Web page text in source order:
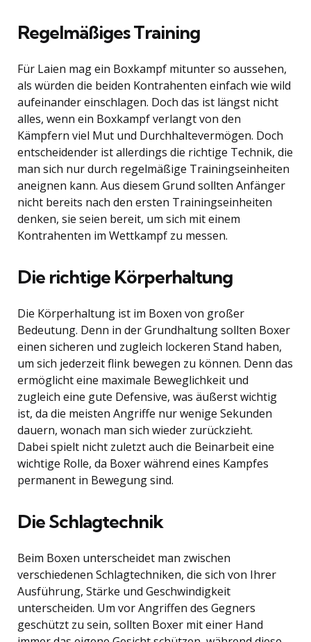
Regelmäßiges Training
Für Laien mag ein Boxkampf mitunter so aussehen,
als würden die beiden Kontrahenten einfach wie wild
aufeinander einschlagen. Doch das ist längst nicht
alles, wenn ein Boxkampf verlangt von den
Kämpfern viel Mut und Durchhaltevermögen. Doch
entscheidender ist allerdings die richtige Technik, die
man sich nur durch regelmäßige Trainingseinheiten
aneignen kann. Aus diesem Grund sollten Anfänger
nicht bereits nach den ersten Trainingseinheiten
denken, sie seien bereit, um sich mit einem
Kontrahenten im Wettkampf zu messen.
Die richtige Körperhaltung
Die Körperhaltung ist im Boxen von großer
Bedeutung. Denn in der Grundhaltung sollten Boxer
einen sicheren und zugleich lockeren Stand haben,
um sich jederzeit flink bewegen zu können. Denn das
ermöglicht eine maximale Beweglichkeit und
zugleich eine gute Defensive, was äußerst wichtig
ist, da die meisten Angriffe nur wenige Sekunden
dauern, wonach man sich wieder zurückzieht.
Dabei spielt nicht zuletzt auch die Beinarbeit eine
wichtige Rolle, da Boxer während eines Kampfes
permanent in Bewegung sind.
Die Schlagtechnik
Beim Boxen unterscheidet man zwischen
verschiedenen Schlagtechniken, die sich von Ihrer
Ausführung, Stärke und Geschwindigkeit
unterscheiden. Um vor Angriffen des Gegners
geschützt zu sein, sollten Boxer mit einer Hand